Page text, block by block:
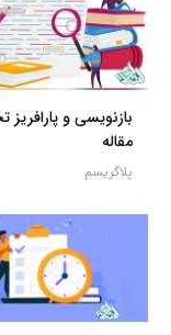
بازنویسی و
مقاله
پلاگریسم